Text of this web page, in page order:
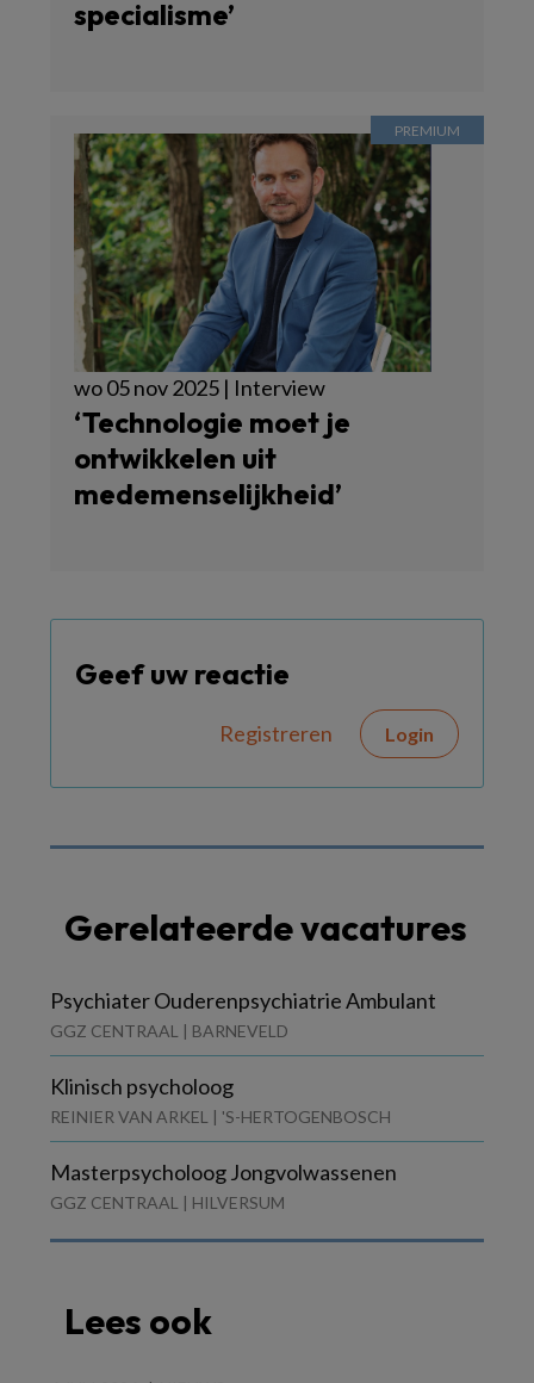
specialisme’
wo 05 nov 2025 | Interview
‘Technologie moet je
ontwikkelen uit
medemenselijkheid’
Geef uw reactie
Registreren Login
Gerelateerde vacatures
Psychiater Ouderenpsychiatrie Ambulant
GGZ CENTRAAL | BARNEVELD
Klinisch psycholoog
REINIER VAN ARKEL | 'S-HERTOGENBOSCH
Masterpsycholoog Jongvolwassenen
GGZ CENTRAAL | HILVERSUM
Lees ook